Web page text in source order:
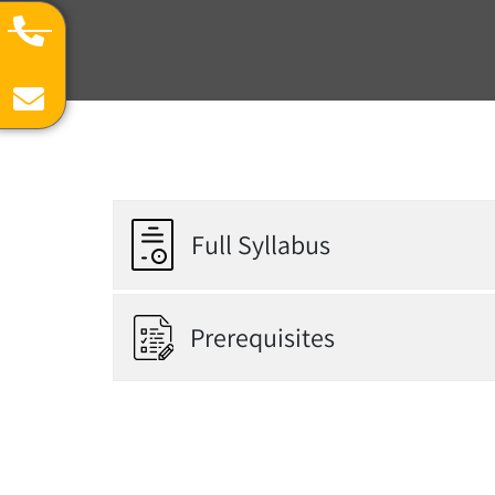
Full Syllabus
Prerequisites